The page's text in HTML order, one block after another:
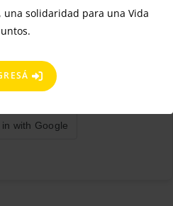
una solidaridad para una Vida
Regístrate ahora
in with Google